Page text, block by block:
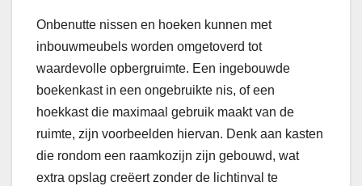
Onbenutte nissen en hoeken kunnen met
inbouwmeubels worden omgetoverd tot
waardevolle opbergruimte. Een ingebouwde
boekenkast in een ongebruikte nis, of een
hoekkast die maximaal gebruik maakt van de
ruimte, zijn voorbeelden hiervan. Denk aan kasten
die rondom een raamkozijn zijn gebouwd, wat
extra opslag creëert zonder de lichtinval te